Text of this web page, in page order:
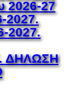
2026-27
2027.
ΔΗΛΩΣΗ